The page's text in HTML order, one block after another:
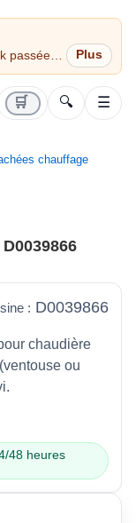
passées
🛒 🔍 ☰
chauffage
: D0039866
chaudière
ou
48 heures